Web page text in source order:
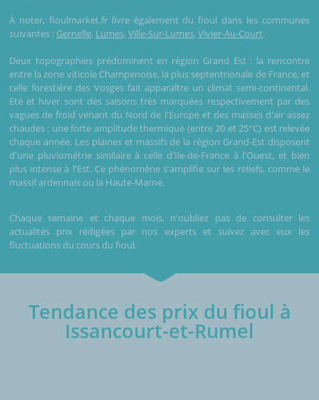
À noter, fioulmarket.fr livre également du fioul dans les communes
suivantes : Gernelle, Lumes, Ville-Sur-Lumes, Vivier-Au-Court.
Deux topographies prédominent en région Grand Est : la rencontre
entre la zone viticole Champenoise, la plus septentrionale de France, et
celle forestière des Vosges fait apparaître un climat semi-continental.
Eté et hiver sont des saisons très marquées respectivement par des
vagues de froid venant du Nord de l'Europe et des masses d'air assez
chaudes : une forte amplitude thermique (entre 20 et 25°C) est relevée
chaque année. Les plaines et massifs de la région Grand-Est disposent
d'une pluviométrie similaire à celle d'Ile-de-France à l'Ouest, et bien
plus intense à l'Est. Ce phénomène s'amplifie sur les reliefs, comme le
massif ardennais ou la Haute-Marne.
Chaque semaine et chaque mois, n'oubliez pas de consulter les
actualités prix rédigées par nos experts et suivez avec eux les
fluctuations du cours du fioul.
Tendance des prix du fioul à
Issancourt-et-Rumel